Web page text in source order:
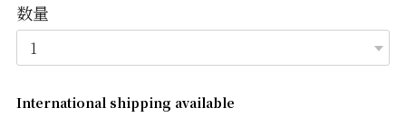
数量
International shipping available